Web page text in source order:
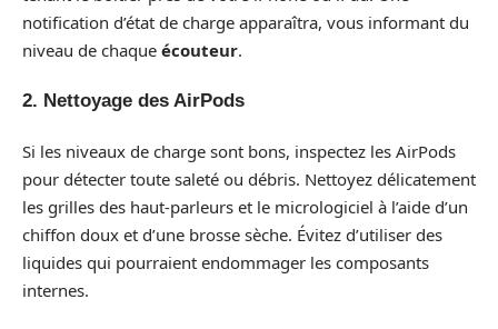
notification d’état de charge apparaîtra, vous informant du
niveau de chaque écouteur.
2. Nettoyage des AirPods
Si les niveaux de charge sont bons, inspectez les AirPods
pour détecter toute saleté ou débris. Nettoyez délicatement
les grilles des haut-parleurs et le micrologiciel à l’aide d’un
chiffon doux et d’une brosse sèche. Évitez d’utiliser des
liquides qui pourraient endommager les composants
internes.